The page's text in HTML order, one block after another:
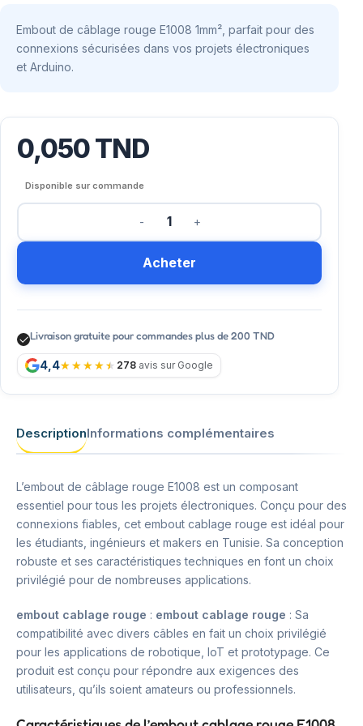
Embout de câblage rouge E1008 1mm², parfait pour des
connexions sécurisées dans vos projets électroniques
et Arduino.
0,050TND
Disponible sur commande
Acheter
Livraison gratuite pour commandes plus de 200 TND
4,4 278 avis sur Google
DescriptionInformations complémentaires
L’embout de câblage rouge E1008 est un composant
essentiel pour tous les projets électroniques. Conçu pour des
connexions fiables, cet embout cablage rouge est idéal pour
les étudiants, ingénieurs et makers en Tunisie. Sa conception
robuste et ses caractéristiques techniques en font un choix
privilégié pour de nombreuses applications.
embout cablage rouge : embout cablage rouge : Sa
compatibilité avec divers câbles en fait un choix privilégié
pour les applications de robotique, IoT et prototypage. Ce
produit est conçu pour répondre aux exigences des
utilisateurs, qu’ils soient amateurs ou professionnels.